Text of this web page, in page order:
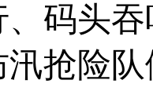
码头
抢险